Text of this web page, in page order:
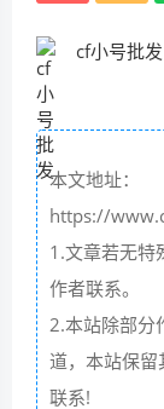
cf小号批发
本文地址：
https://
1.文章若无特
作者联系。
2.本站除部分
道，本站保留
联系!